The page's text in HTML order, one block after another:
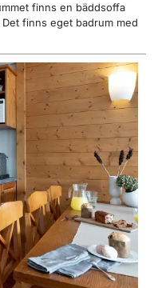
finns en bäddsoffa
finns eget badrum med